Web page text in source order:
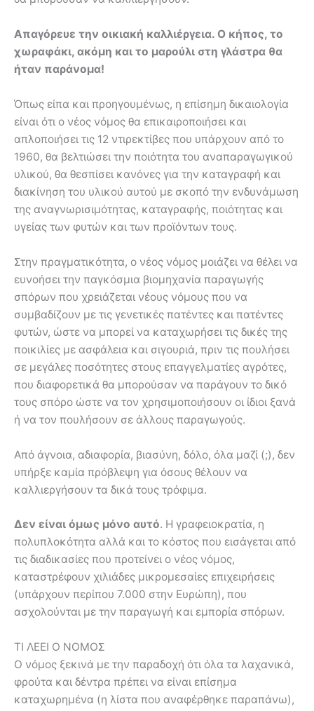
Απαγόρευε την οικιακή καλλιέργεια. Ο κήπος, το
χωραφάκι, ακόμη και το μαρούλι στη γλάστρα θα
ήταν παράνομα!
Όπως είπα και προηγουμένως, η επίσημη δικαιολογία
είναι ότι ο νέος νόμος θα επικαιροποιήσει και
απλοποιήσει τις 12 ντιρεκτίβες που υπάρχουν από το
1960, θα βελτιώσει την ποιότητα του αναπαραγωγικού
υλικού, θα θεσπίσει κανόνες για την καταγραφή και
διακίνηση του υλικού αυτού με σκοπό την ενδυνάμωση
της αναγνωρισιμότητας, καταγραφής, ποιότητας και
υγείας των φυτών και των προϊόντων τους.
Στην πραγματικότητα, ο νέος νόμος μοιάζει να θέλει να
ευνοήσει την παγκόσμια βιομηχανία παραγωγής
σπόρων που χρειάζεται νέους νόμους που να
συμβαδίζουν με τις γενετικές πατέντες και πατέντες
φυτών, ώστε να μπορεί να καταχωρήσει τις δικές της
ποικιλίες με ασφάλεια και σιγουριά, πριν τις πουλήσει
σε μεγάλες ποσότητες στους επαγγελματίες αγρότες,
που διαφορετικά θα μπορούσαν να παράγουν το δικό
τους σπόρο ώστε να τον χρησιμοποιήσουν οι ίδιοι ξανά
ή να τον πουλήσουν σε άλλους παραγωγούς.
Από άγνοια, αδιαφορία, βιασύνη, δόλο, όλα μαζί (;), δεν
υπήρξε καμία πρόβλεψη για όσους θέλουν να
καλλιεργήσουν τα δικά τους τρόφιμα.
Δεν είναι όμως μόνο αυτό. Η γραφειοκρατία, η
πολυπλοκότητα αλλά και το κόστος που εισάγεται από
τις διαδικασίες που προτείνει ο νέος νόμος,
καταστρέφουν χιλιάδες μικρομεσαίες επιχειρήσεις
(υπάρχουν περίπου 7.000 στην Ευρώπη), που
ασχολούνται με την παραγωγή και εμπορία σπόρων.
ΤΙ ΛΕΕΙ Ο ΝΟΜΟΣ
Ο νόμος ξεκινά με την παραδοχή ότι όλα τα λαχανικά,
φρούτα και δέντρα πρέπει να είναι επίσημα
καταχωρημένα (η λίστα που αναφέρθηκε παραπάνω),